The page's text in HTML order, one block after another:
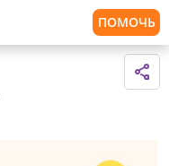
ПОМОЧЬ